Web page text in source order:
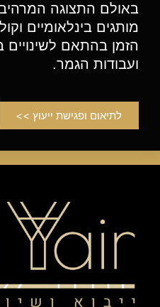
באולם התצוגה
מותגים בינלאומיים
הזמן בהתאם לשינויים
ועבודות הגמר.
לתיאום ופגישת ייעוץ >>